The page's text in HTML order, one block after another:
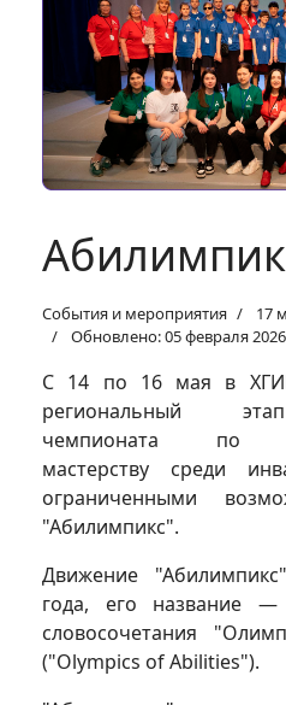
События и мероприятия
17
Обновлено: 05 февраля 2026
С 14 по 16 мая в
региональный
чемпионата по
мастерству среди
ограниченными
"Абилимпикс".
Движение
года, его название
словосочетания
("Olympics of Abilities").